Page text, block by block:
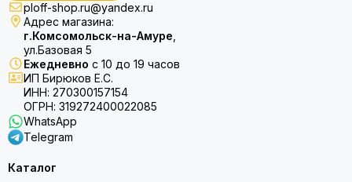
ploff-shop.ru@yandex.ru
Адрес магазина:
г.Комсомольск-на-Амуре
ул.Базовая 5
Ежедневно с 10 до 19 часов
ИП Бирюков Е.С.
ИНН: 270300157154
ОГРН: 319272400022085
WhatsApp
Telegram
Каталог